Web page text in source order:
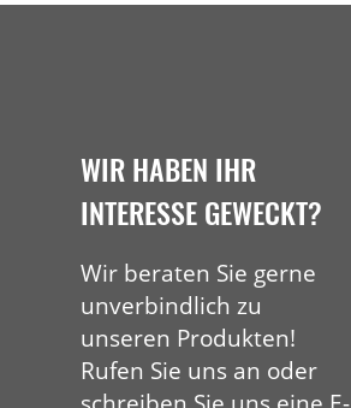
WIR HABEN IHR
INTERESSE GEWECKT?
Wir beraten Sie gerne
unverbindlich zu
unseren Produkten!
Rufen Sie uns an oder